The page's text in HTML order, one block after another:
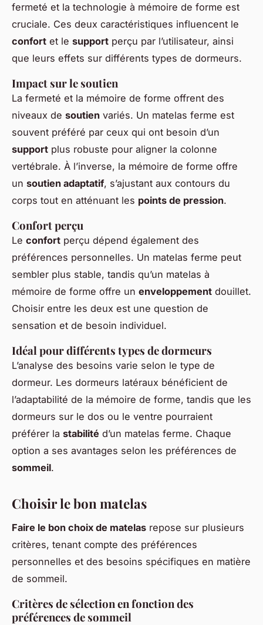
fermeté et la technologie à mémoire de forme est
cruciale. Ces deux caractéristiques influencent le
confort et le support perçu par l’utilisateur, ainsi
que leurs effets sur différents types de dormeurs.
Impact sur le soutien
La fermeté et la mémoire de forme offrent des
niveaux de soutien variés. Un matelas ferme est
souvent préféré par ceux qui ont besoin d’un
support plus robuste pour aligner la colonne
vertébrale. À l’inverse, la mémoire de forme offre
un soutien adaptatif, s’ajustant aux contours du
corps tout en atténuant les points de pression.
Confort perçu
Le confort perçu dépend également des
préférences personnelles. Un matelas ferme peut
sembler plus stable, tandis qu’un matelas à
mémoire de forme offre un enveloppement douillet.
Choisir entre les deux est une question de
sensation et de besoin individuel.
Idéal pour différents types de dormeurs
L’analyse des besoins varie selon le type de
dormeur. Les dormeurs latéraux bénéficient de
l’adaptabilité de la mémoire de forme, tandis que les
dormeurs sur le dos ou le ventre pourraient
préférer la stabilité d’un matelas ferme. Chaque
option a ses avantages selon les préférences de
sommeil.
Choisir le bon matelas
Faire le bon choix de matelas repose sur plusieurs
critères, tenant compte des préférences
personnelles et des besoins spécifiques en matière
de sommeil.
Critères de sélection en fonction des
préférences de sommeil